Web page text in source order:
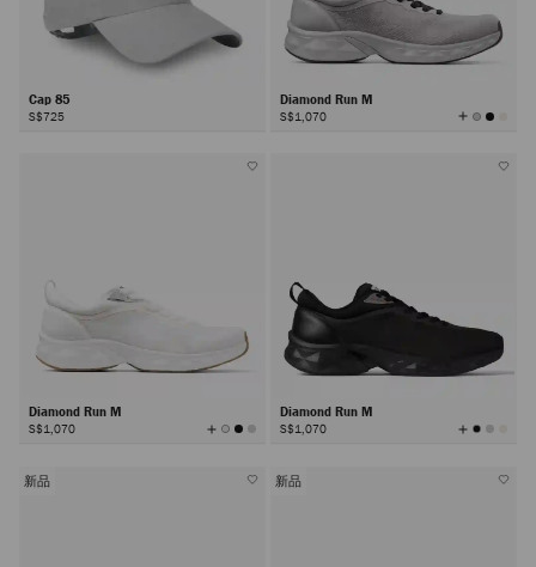
Cap 85
S$725
Diamond Run M
S$1,070 查
看
Diamond Run M
S$1,070 查
看
Diamond Run M
S$1,070 查
看
新品 新品